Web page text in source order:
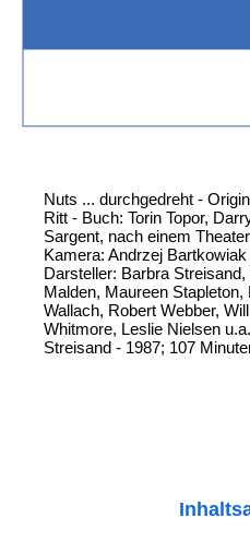
Nuts ... durchgedreht -
Ritt - Buch: Torin Topor,
Sargent, nach einem
Kamera: Andrzej
Darsteller: Barbra
Malden, Maureen
Wallach, Robert Webber,
Whitmore, Leslie Nielsen
Streisand - 1987; 107